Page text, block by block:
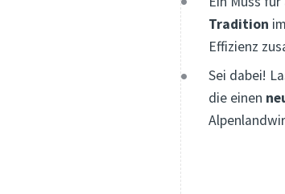
Tradition
Effizienz
Sei dabei!
die einen